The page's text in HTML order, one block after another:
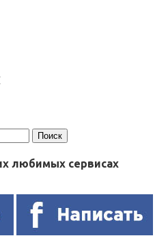
любимых сервисах